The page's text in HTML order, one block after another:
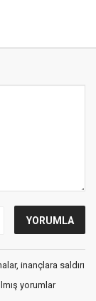
inançlara saldırı
yorumlar